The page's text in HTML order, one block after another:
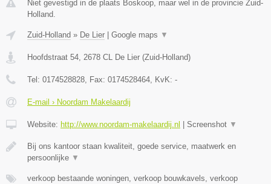
Niet gevestigd in de plaats Boskoop, maar wel in de provincie Zuid-
Holland.
Zuid-Holland » De Lier Google maps ▼
Hoofdstraat 54, 2678 CL De Lier (Zuid-Holland)
Tel: 0174528828, Fax: 0174528464, KvK: -
E-mail › Noordam Makelaardij
Website: http://www.noordam-makelaardij.nl Screenshot ▼
Bij ons kantoor staan kwaliteit, goede service, maatwerk en
persoonlijke ▼
verkoop bestaande woningen, verkoop bouwkavels, verkoop